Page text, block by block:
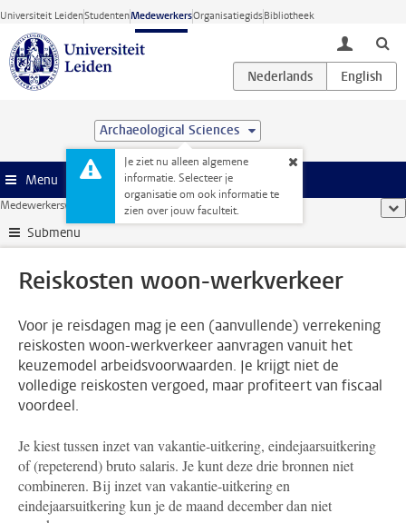
Ga direct naar de inhoud
Universiteit LeidenStudentenMedewerkersOrganisatiegidsBibliotheek
toggle
Archaeological Sciences
Je ziet nu alleen algemene
informatie. Selecteer je
organisatie om ook informatie te
zien over jouw faculteit.
Menu
Medewerkerswebsite Reiskosten woon-werkverkeer
Submenu
Reiskosten woon-werkverkeer
Voor je reisdagen mag je een (aanvullende) verrekening
reiskosten woon-werkverkeer aanvragen vanuit het
keuzemodel arbeidsvoorwaarden. Je krijgt niet de
volledige reiskosten vergoed, maar profiteert van fiscaal
voordeel.
Je kiest tussen inzet van vakantie-uitkering, eindejaarsuitkering
of (repeterend) bruto salaris. Je kunt deze drie bronnen niet
combineren. Bij inzet van vakantie-uitkering en
eindejaarsuitkering kun je de maand december dan niet